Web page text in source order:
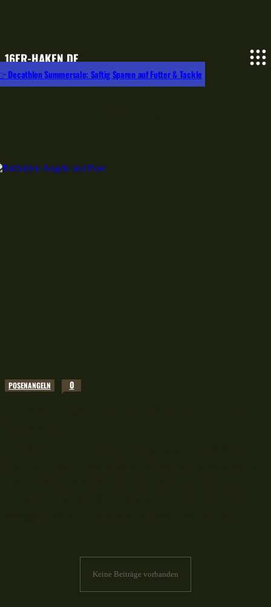
16ER-HAKEN.DE
Decathlon Summersale: Saftig Sparen auf Futter & Tackle
POSENANGELN 0
Keine Beiträge vorhanden